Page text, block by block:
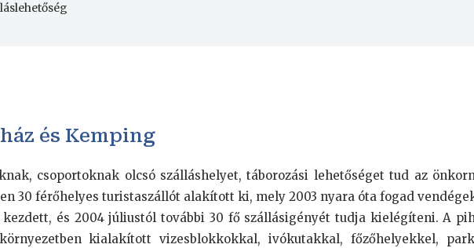
és Kemping
csoportoknak olcsó szálláshelyet, táborozási lehetőséget tud az
30 férőhelyes turistaszállót alakított ki, mely 2003 nyara óta fogad
kezdett, és 2004 júliustól további 30 fő szállásigényét tudja kielégíteni. A
kialakított vizesblokkokkal, ivókutakkal, főzőhelyekkel,